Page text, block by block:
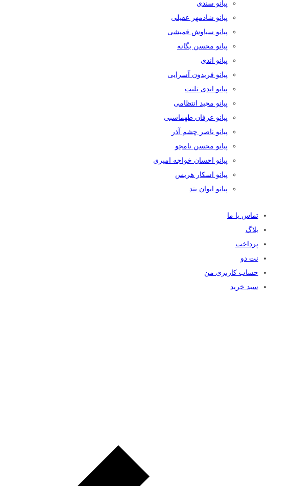
پیانو سندی
پیانو شادمهر عقیلی
پیانو سیاوش قمیشی
پیانو محسن یگانه
پیانو اندی
پیانو فریدون آسرایی
پیانو اندی تلنت
پیانو مجید انتظامی
پیانو عرفان طهماسبی
پیانو ناصر چشم آذر
پیانو محسن نامجو
پیانو احسان خواجه امیری
پیانو اسکار هریس
پیانو ایوان بند
تماس با ما
بلاگ
پرداخت
نت دو
حساب کاربری من
سبد خرید